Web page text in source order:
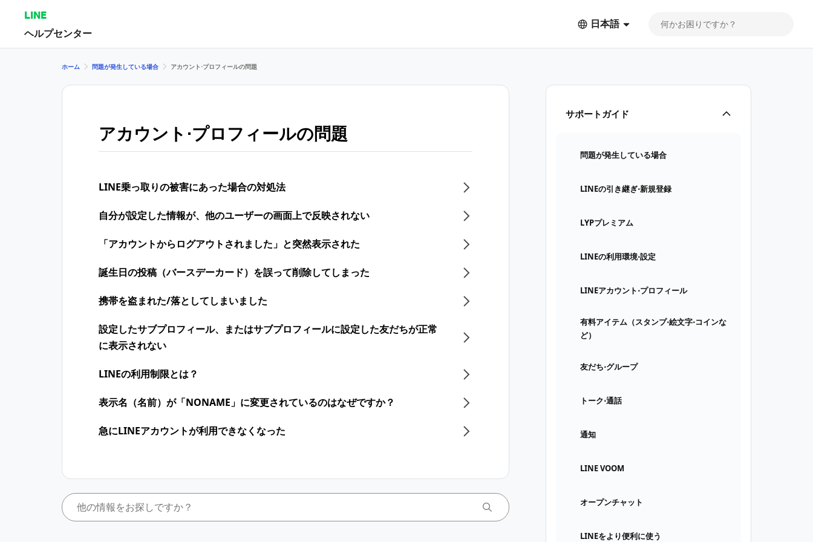
LINE
ヘルプセンター
日本語
サポートガイド
問題が発生している場合
LINEの引き継ぎ⋅新規登録
LYPプレミアム
LINEの利用環境⋅設定
LINEアカウント⋅プロフィール
有料アイテム（スタンプ⋅絵文字⋅コインな
ど）
友だち⋅グループ
トーク⋅通話
通知
LINE VOOM
オープンチャット
LINEをより便利に使う
ホーム 問題が発生している場合 アカウント⋅プロフィールの問題
アカウント⋅プロフィールの問題
LINE乗っ取りの​被害に​あった​場合の​対処法
自分が設定した情報が、他のユーザーの画面上で反映されない
「アカウントからログアウトされました」と突然表示された
誕生日の投稿（バースデーカード）を誤って削除してしまった
携帯を盗まれた/落としてしまいました
設定したサブプロフィール、またはサブプロフィールに設定した友だちが正常
に表示されない
LINEの利用制限とは？
表示名（名前）が「NONAME」に変更されているのはなぜですか？
急にLINEアカウントが利用できなくなった